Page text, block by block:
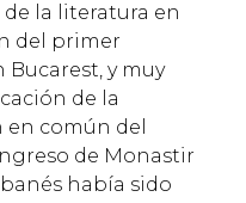
la literatura en
del primer
y muy
de la
común del
de Monastir
había sido